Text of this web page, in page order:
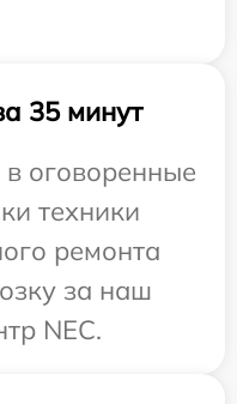
35 минут
оговоренные
техники
ремонта
за наш
NEC.